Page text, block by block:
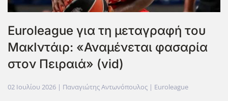
Euroleague για τη μεταγραφή του
ΜακΙντάιρ: «Αναμένεται φασαρία
στον Πειραιά» (vid)
02 Ιουλίου 2026 | Παναγιώτης Αντωνόπουλος | Euroleague